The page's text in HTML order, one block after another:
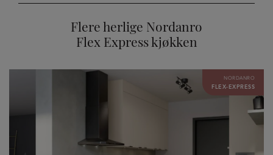
Flere herlige Nordanro
Flex Express kjøkken
NORDANRO
FLEX-EXPRESS